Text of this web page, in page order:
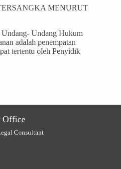
MENURUT
Undang Hukum
adalah penempatan
tertentu oleh Penyidik
Office
Consultant